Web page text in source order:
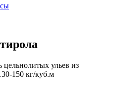
цельнолитых ульев из
150 кг/куб.м